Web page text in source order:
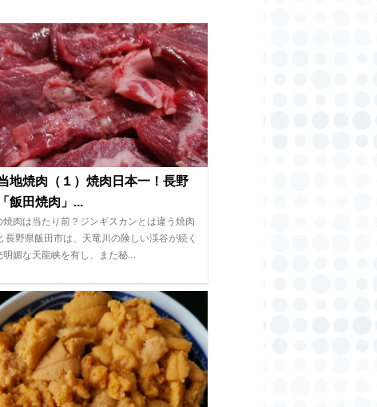
地焼肉（１）焼肉日本一！長野
飯田焼肉」...
焼肉は当たり前？ジンギスカンとは違う焼肉
長野県飯田市は、天竜川の険しい渓谷が続く
明媚な天龍峡を有し、また秘…